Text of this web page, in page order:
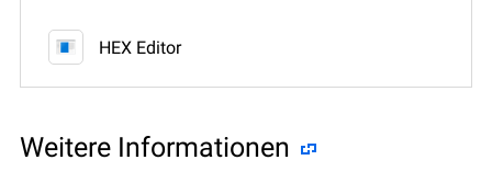
HEX Editor
Weitere Informationen